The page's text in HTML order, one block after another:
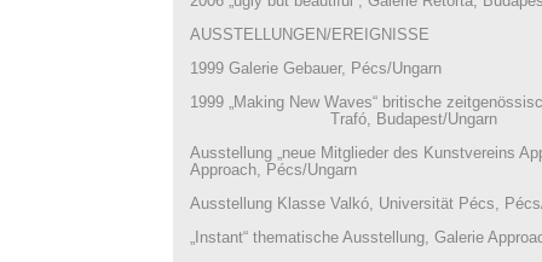
AUSSTELLUNGEN/EREIGNISSE
1999 Galerie Gebauer, Pécs/Ungarn
1999 „Making New Waves“ britische
Trafó, Budapest/Ungarn
Ausstellung „neue Mitglieder des Kunstvereins
Approach, Pécs/Ungarn
Ausstellung Klasse Valkó, Universität Pécs,
„Instant“ thematische Ausstellung, Galerie